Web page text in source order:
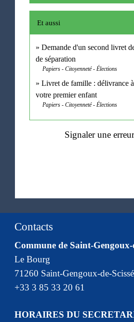
Et aussi
Demande d'un second livret
de séparation
Papiers - Citoyenneté - Élections
Livret de famille : délivrance
votre premier enfant
Papiers - Citoyenneté - Élections
Signaler une
Contacts
Commune de Saint-Gengoux-
Le Bourg
71260 Saint-Gengoux-de-
+33 3 85 33 20 61
HORAIRES DU